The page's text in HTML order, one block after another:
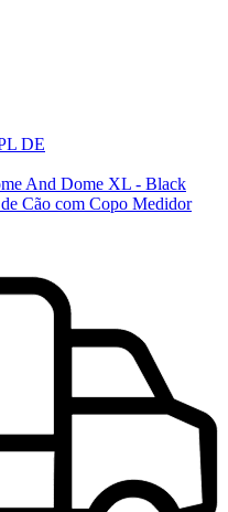
DE
And Dome XL - Black
Cão com Copo Medidor